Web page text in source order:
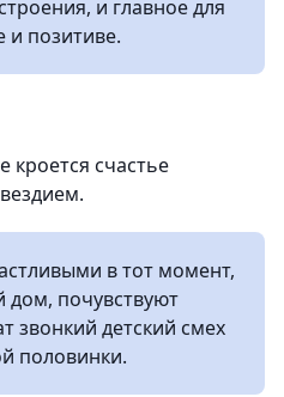
и главное для
и позитиве.
счастье
в тот момент,
дом, почувствуют
звонкий детский смех
половинки.